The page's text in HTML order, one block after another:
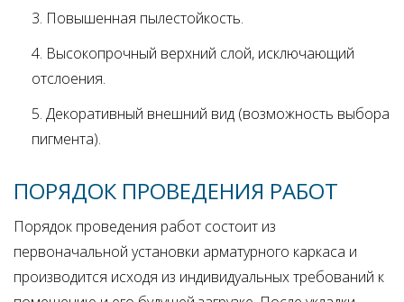
Повышенная пылестойкость.
Высокопрочный верхний слой, исключающий
отслоения.
Декоративный внешний вид (возможность выбора
пигмента).
ПОРЯДОК ПРОВЕДЕНИЯ РАБОТ
Порядок проведения работ состоит из
первоначальной установки арматурного каркаса и
производится исходя из индивидуальных требований к